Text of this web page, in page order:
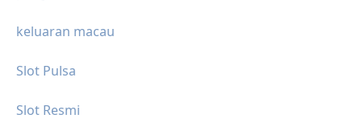
keluaran macau
Slot Pulsa
Slot Resmi